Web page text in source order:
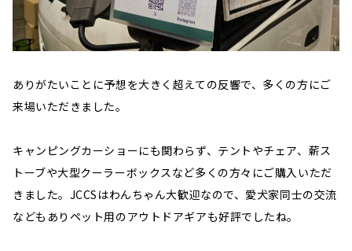
ありがたいことに予想を大きく超えての反響で、多くの方にご
来場いただきました。
キャンピングカーショーにも関わらず、テントやチェア、薪ス
トーブや大型クーラーボックスなど多くの方々にご購入いただ
きました。JCCSはわんちゃん大歓迎なので、愛犬家同士の交流
などもありペット用のアウトドアギアも好評でしたね。